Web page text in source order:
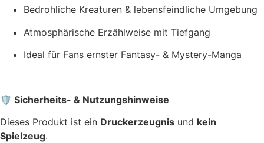
Bedrohliche Kreaturen & lebensfeindliche Umgebung
Atmosphärische Erzählweise mit Tiefgang
Ideal für Fans ernster Fantasy- & Mystery-Manga
🛡️ Sicherheits- & Nutzungshinweise
Dieses Produkt ist ein Druckerzeugnis und kein
Spielzeug.